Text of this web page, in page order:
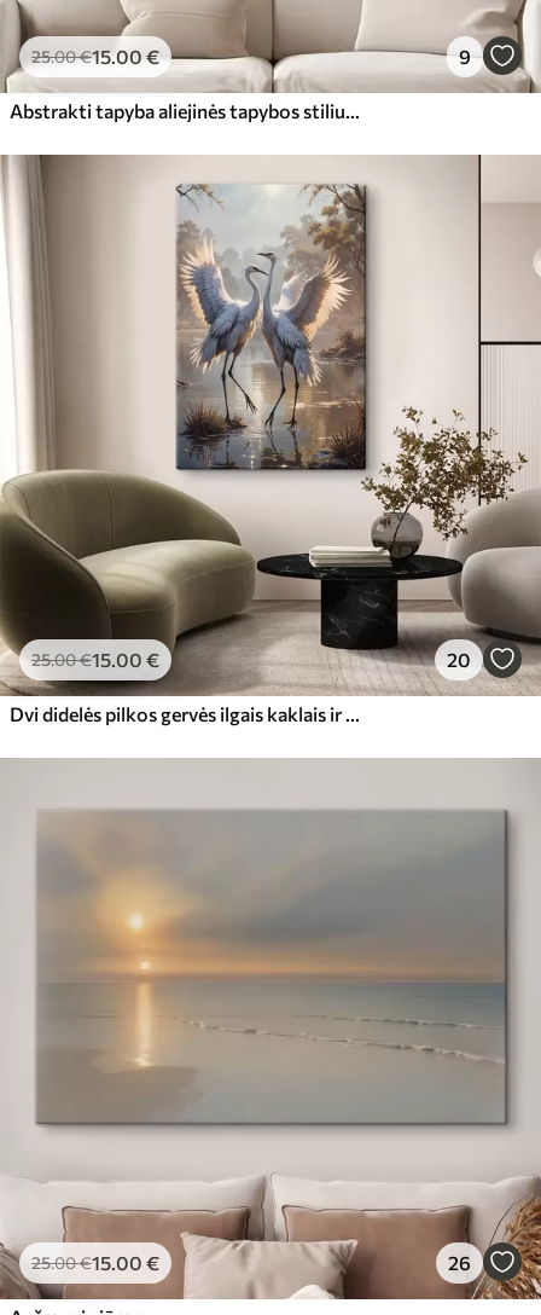
25.00€15.00€ 9
Abstrakti tapyba aliejinės tapybos stiliumi
25.00€15.00 € 20
Dvi didelės pilkos gervės ilgais kaklais ir išskleistais sparnais stovi ūkanotame ežere, apsuptame medžių
25.00€15.00 € 26